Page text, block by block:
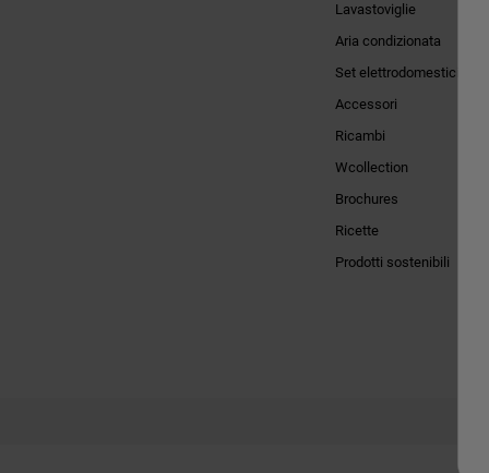
Lavastoviglie
Aria condizionata
Set elettrodomestici
Accessori
Ricambi
Wcollection
Brochures
Ricette
Prodotti sostenibili